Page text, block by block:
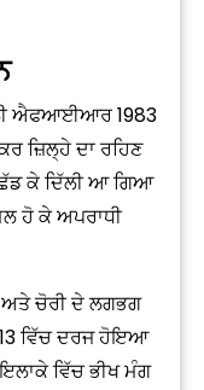
ਐਫਆਈਆਰ 1983
ਜ਼ਿਲ੍ਹੇ ਦਾ ਰਹਿਣ
ਕੇ ਦਿੱਲੀ ਆ ਗਿਆ
ਹੋ ਕੇ ਅਪਰਾਧੀ
ਚੋਰੀ ਦੇ ਲਗਭਗ
ਵਿੱਚ ਦਰਜ ਹੋਇਆ
ਵਿੱਚ ਭੀਖ ਮੰਗ